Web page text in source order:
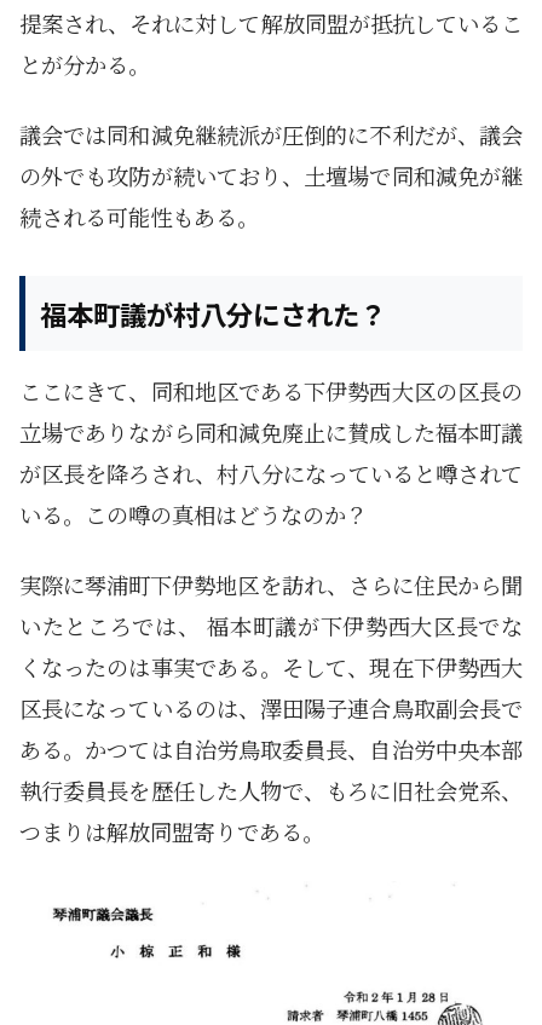
提案され、それに対して解放同盟が抵抗しているこ
とが分かる。
議会では同和減免継続派が圧倒的に不利だが、議会
の外でも攻防が続いており、土壇場で同和減免が継
続される可能性もある。
福本町議が村八分にされた？
ここにきて、同和地区である下伊勢西大区の区長の
立場でありながら同和減免廃止に賛成した福本町議
が区長を降ろされ、村八分になっていると噂されて
いる。この噂の真相はどうなのか？
実際に琴浦町下伊勢地区を訪れ、さらに住民から聞
いたところでは、 福本町議が下伊勢西大区長でな
くなったのは事実である。そして、現在下伊勢西大
区長になっているのは、澤田陽子連合鳥取副会長で
ある。かつては自治労鳥取委員長、自治労中央本部
執行委員長を歴任した人物で、もろに旧社会党系、
つまりは解放同盟寄りである。